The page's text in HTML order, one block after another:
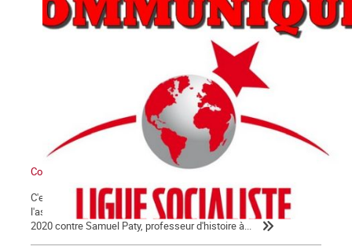
Communiqué
C'est avec la plus extrême fermeté que nous condamnons
l'assassinat barbare qui a été commis le vendredi 16 octobre
2020 contre Samuel Paty, professeur d'histoire à...